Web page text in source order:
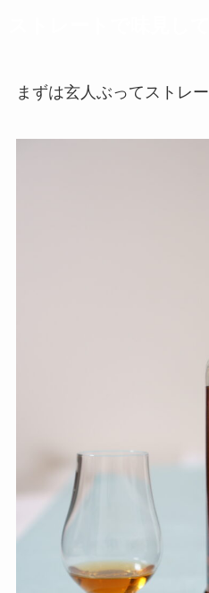
まずは玄人ぶってストレ